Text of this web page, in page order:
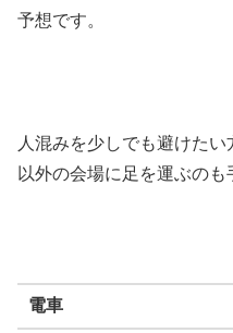
予想です。
人混みを少しでも避けた
以外の会場に足を運ぶのも
電車